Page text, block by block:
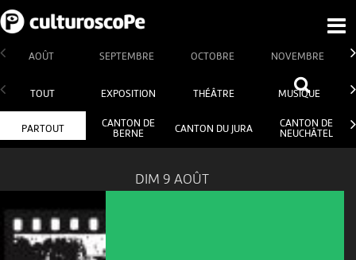
AOÛT SEPTEMBRE OCTOBRE NOVEMBRE
TOUT EXPOSITION THÉÂTRE MUSIQUE
PARTOUT
CANTON DE
BERNE
CANTON DU JURA
CANTON DE
NEUCHÂTEL
DIM 9 AOÛT